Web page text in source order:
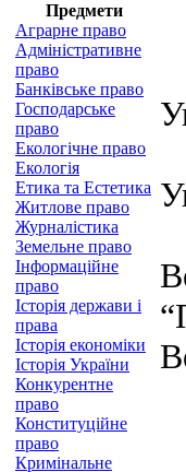
Предмети
Аграрне право
Адміністративне
право
Банківське право
Господарське
право
Екологічне право
Екологія
Етика та Естетика
Житлове право
Журналістика
Земельне право
Інформаційне
право
Історія держави і
права
Історія економіки
Історія України
Конкурентне
право
Конституційне
право
Кримінальне